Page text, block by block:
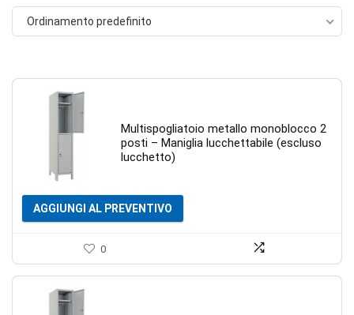
Ordinamento predefinito
Multispogliatoio metallo monoblocco 2
posti – Maniglia lucchettabile (escluso
lucchetto)
0
AGGIUNGI AL PREVENTIVO